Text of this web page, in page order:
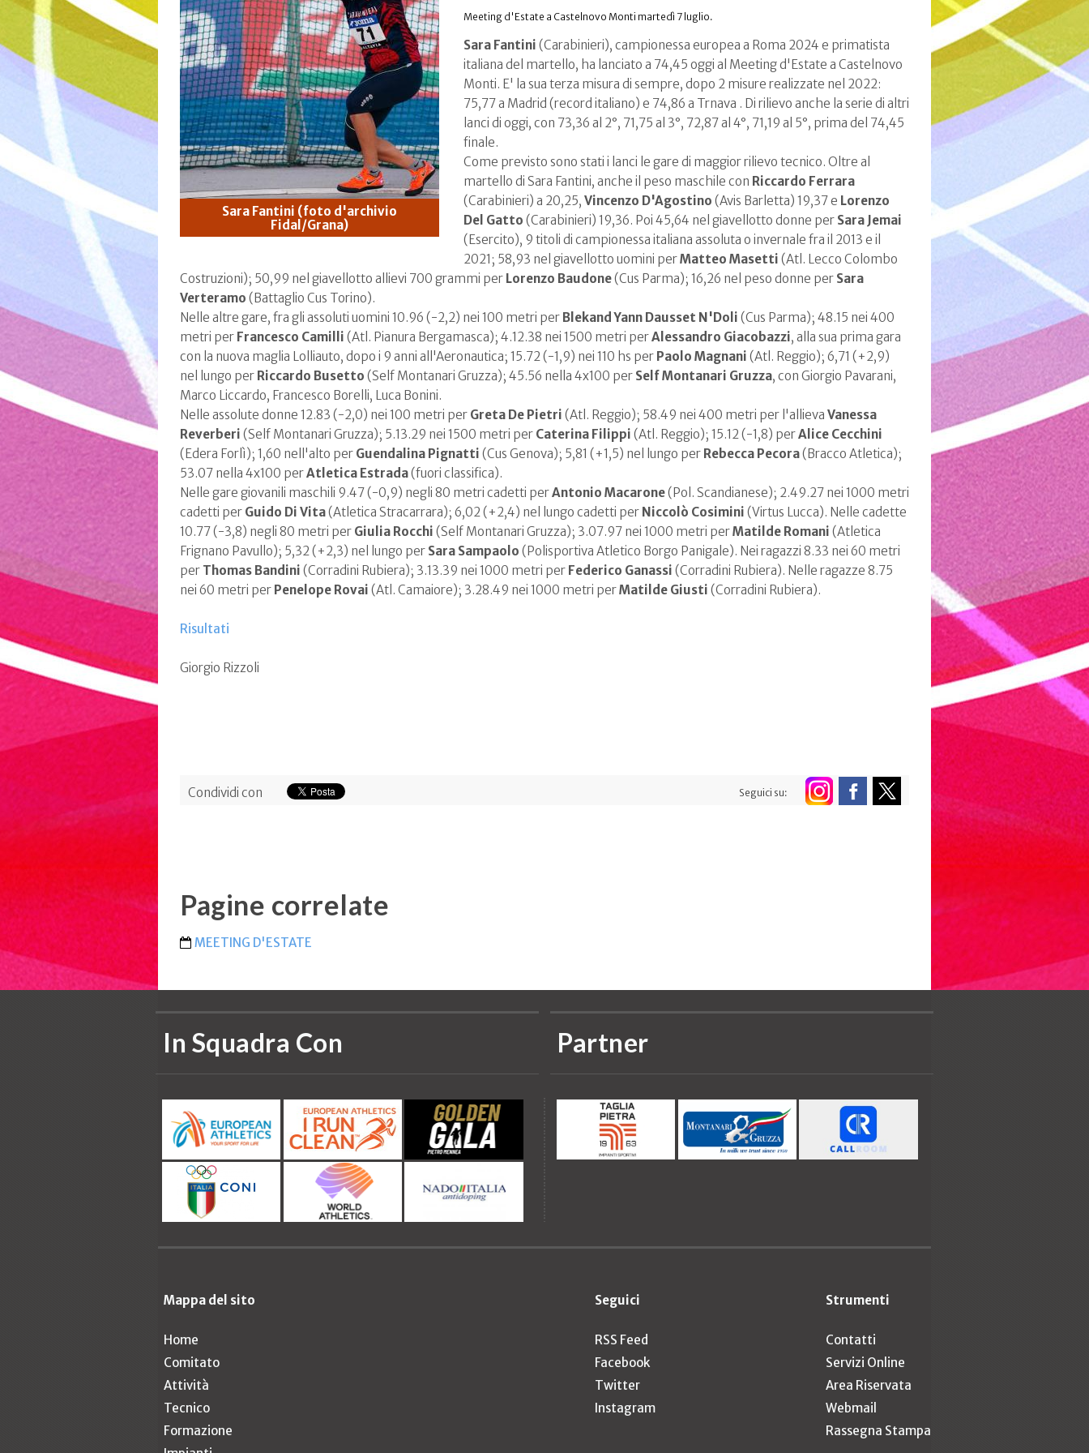
Sara Fantini (foto d'archivio
Fidal/Grana)
Meeting d'Estate a Castelnovo Monti martedì 7 luglio.
Sara Fantini (Carabinieri), campionessa europea a Roma 2024 e primatista
italiana del martello, ha lanciato a 74,45 oggi al Meeting d'Estate a Castelnovo
Monti. E' la sua terza misura di sempre, dopo 2 misure realizzate nel 2022:
75,77 a Madrid (record italiano) e 74,86 a Trnava . Di rilievo anche la serie di altri
lanci di oggi, con 73,36 al 2°, 71,75 al 3°, 72,87 al 4°, 71,19 al 5°, prima del 74,45
finale.
Come previsto sono stati i lanci le gare di maggior rilievo tecnico. Oltre al
martello di Sara Fantini, anche il peso maschile con Riccardo Ferrara
(Carabinieri) a 20,25, Vincenzo D'Agostino (Avis Barletta) 19,37 e Lorenzo
Del Gatto (Carabinieri) 19,36. Poi 45,64 nel giavellotto donne per Sara Jemai
(Esercito), 9 titoli di campionessa italiana assoluta o invernale fra il 2013 e il
2021; 58,93 nel giavellotto uomini perMatteo Masetti (Atl. Lecco Colombo
Costruzioni); 50,99 nel giavellotto allievi 700 grammi per Lorenzo Baudone(Cus Parma); 16,26 nel peso donne per Sara
Verteramo (Battaglio Cus Torino).
Nelle altre gare, fra gli assoluti uomini 10.96 (-2,2) nei 100 metri per Blekand Yann Dausset N'Doli (Cus Parma); 48.15 nei 400
metri per Francesco Camilli (Atl. Pianura Bergamasca); 4.12.38 nei 1500 metri perAlessandro Giacobazzi, alla sua prima gara
con la nuova maglia Lolliauto, dopo i 9 anni all'Aeronautica; 15.72 (-1,9) nei 110 hs per Paolo Magnani (Atl. Reggio); 6,71 (+2,9)
nel lungo per Riccardo Busetto (Self Montanari Gruzza); 45.56 nella 4x100 per Self Montanari Gruzza, con Giorgio Pavarani,
Marco Liccardo, Francesco Borelli, Luca Bonini.
Nelle assolute donne 12.83 (-2,0) nei 100 metri per Greta De Pietri (Atl. Reggio); 58.49 nei 400 metri per l'allieva Vanessa
Reverberi (Self Montanari Gruzza); 5.13.29 nei 1500 metri per Caterina Filippi (Atl. Reggio); 15.12 (-1,8) perAlice Cecchini
(Edera Forlì); 1,60 nell'alto per Guendalina Pignatti (Cus Genova); 5,81 (+1,5) nel lungo per Rebecca Pecora(Bracco Atletica);
53.07 nella 4x100 perAtletica Estrada(fuori classifica).
Nelle gare giovanili maschili 9.47 (-0,9) negli 80 metri cadetti perAntonio Macarone(Pol. Scandianese); 2.49.27 nei 1000 metri
cadetti per Guido Di Vita(Atletica Stracarrara); 6,02 (+2,4) nel lungo cadetti per Niccolò Cosimini (Virtus Lucca). Nelle cadette
10.77 (-3,8) negli 80 metri per Giulia Rocchi (Self Montanari Gruzza); 3.07.97 nei 1000 metri perMatilde Romani (Atletica
Frignano Pavullo); 5,32 (+2,3) nel lungo per Sara Sampaolo (Polisportiva Atletico Borgo Panigale). Nei ragazzi 8.33 nei 60 metri
per Thomas Bandini (Corradini Rubiera); 3.13.39 nei 1000 metri per Federico Ganassi (Corradini Rubiera). Nelle ragazze 8.75
nei 60 metri per Penelope Rovai (Atl. Camaiore); 3.28.49 nei 1000 metri perMatilde Giusti (Corradini Rubiera).
Risultati
Giorgio Rizzoli
Condividi con Seguici su:
Pagine correlate
MEETING D'ESTATE
In Squadra Con Partner
Mappa del sito
Home
Comitato
Attività
Tecnico
Formazione
Seguici
RSS Feed
Facebook
Twitter
Instagram
Strumenti
Contatti
Servizi Online
Area Riservata
Webmail
Rassegna Stampa